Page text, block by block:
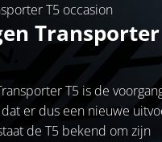
T5 occasion
Transporter
T5 is de
dat er dus een nieuwe
de T5 bekend om zijn